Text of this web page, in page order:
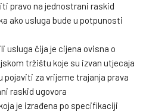
pravo na jednostrani raskid
ako usluga bude u potpunosti
usluga čija je cijena ovisna o
tržištu koje su izvan utjecaja
pojaviti za vrijeme trajanja prava
raskid ugovora
je izrađena po specifikaciji